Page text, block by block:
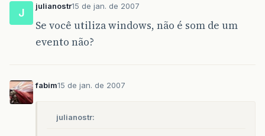
J
julianostr15 de jan. de 2007
Se você utiliza windows, não é som de um
evento não?
fabim15 de jan. de 2007
julianostr: